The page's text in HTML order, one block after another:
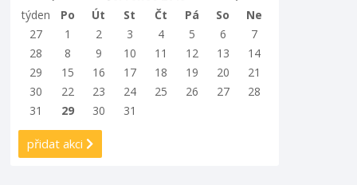
týden
Po Út St Čt Pá So
Ne
27
1 2 3 4 5 6
7
28
8 9 10 11 12 13
14
29
15 16 17 18 19 20
21
30
22 23 24 25 26 27
28
31
29 30 31
přidat akci